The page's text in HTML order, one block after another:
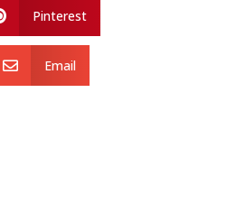
Pinterest
 Email